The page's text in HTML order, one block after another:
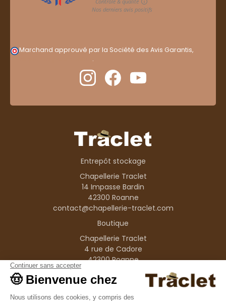
Marchand approuvé par la Société des Avis Garantis,
.
Entrepôt stockage
Chapellerie Traclet
14 Impasse Bardin
42300 Roanne
contact@chapellerie-traclet.com
Boutique
Chapellerie Traclet
4 rue de Cadore
42300 Roanne